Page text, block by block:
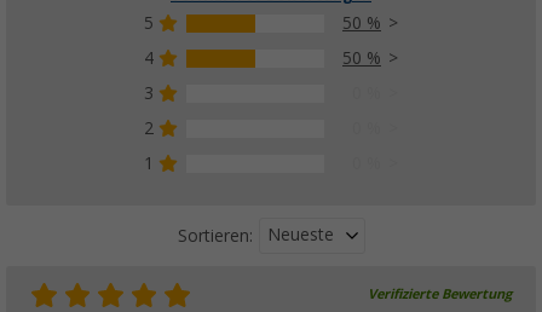
5
50 %
4
50 %
3
2
1
Sortieren: Neueste
Verifizierte Bewertung